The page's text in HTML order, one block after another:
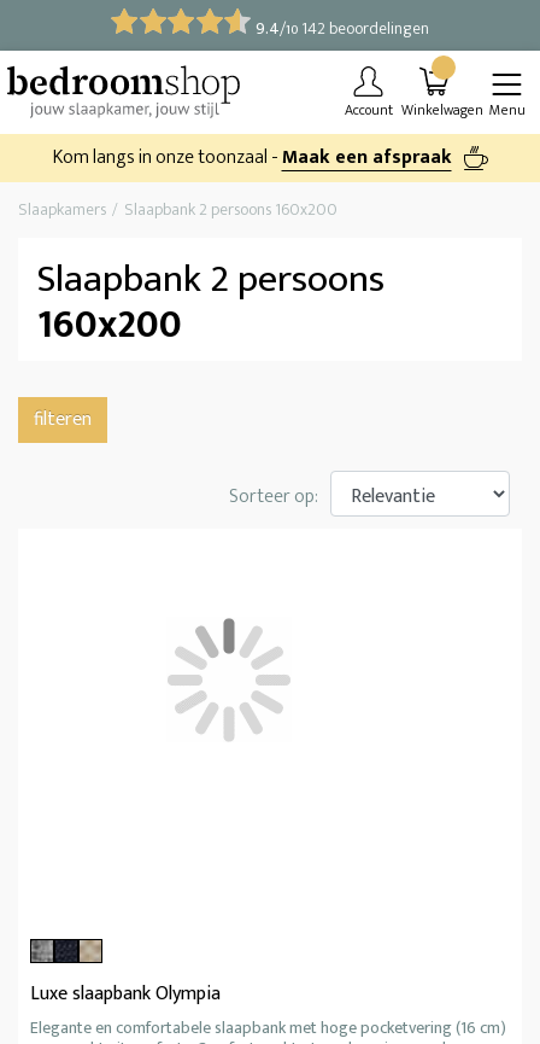
9.4/10 142 beoordelingen
Account Winkelwagen Menu
Kom langs in onze toonzaal -Maak een afspraak
Slaapkamers Slaapbank 2 persoons 160x200
Slaapbank 2 persoons
160x200
filteren
Sorteer op:
Luxe slaapbank Olympia
Elegante en comfortabele slaapbank met hoge pocketvering (16 cm)